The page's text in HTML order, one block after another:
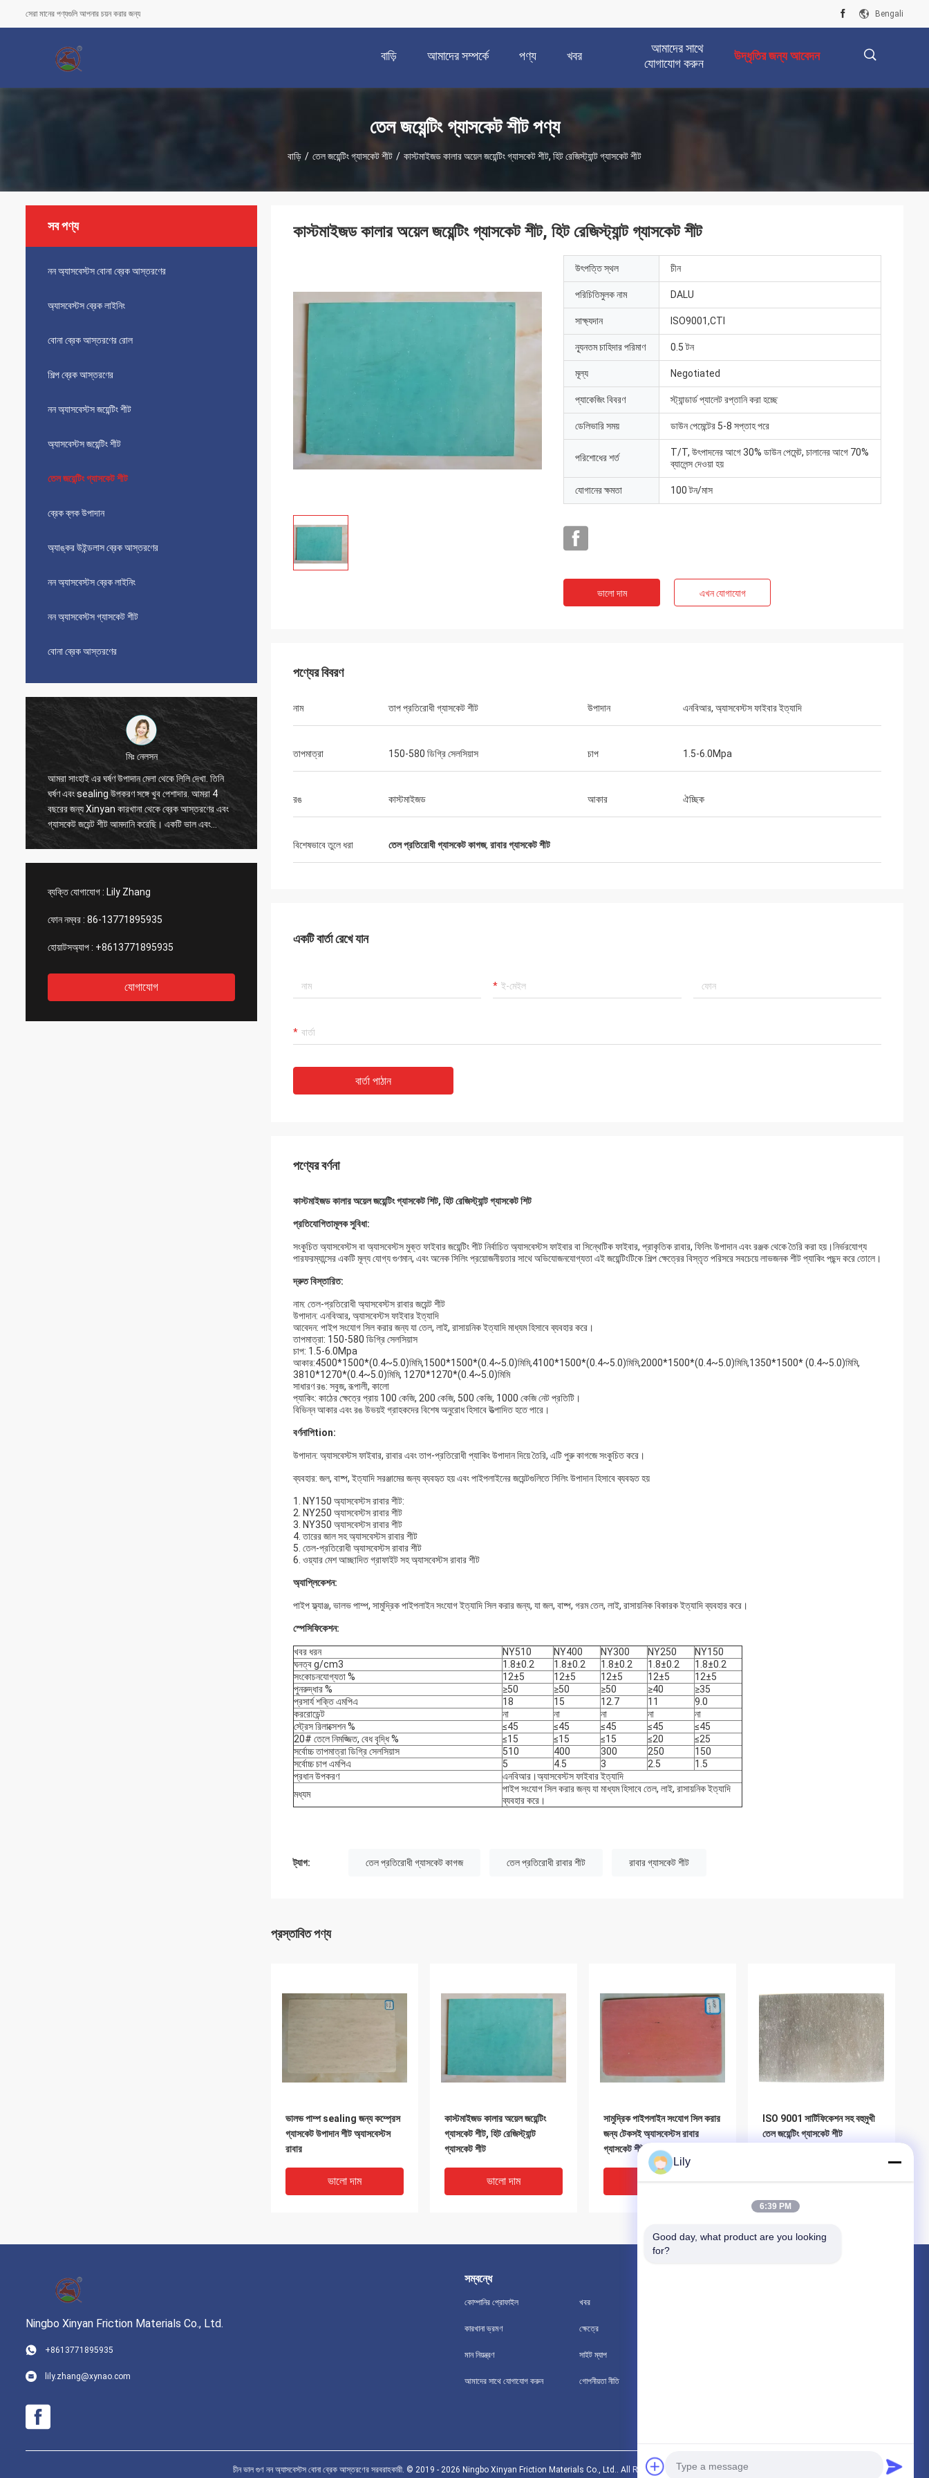
সেরা মানের পণ্যগুলি আপনার চয়ন করার জন্য Bengali
বাড়ি আমাদের সম্পর্কে পণ্য খবর
আমাদের সাথে
যোগাযোগ করুন
উদ্ধৃতির জন্য আবেদন
তেল জয়েন্টিং গ্যাসকেট শীট পণ্য
বাড়ি / তেল জয়েন্টিং গ্যাসকেট শীট / কাস্টমাইজড কালার অয়েল জয়েন্টিং গ্যাসকেট শীট, হিট রেজিস্ট্যান্ট গ্যাসকেট শীট
সব পণ্য
নন অ্যাসবেস্টস বোনা ব্রেক আস্তরণের
অ্যাসবেস্টস ব্রেক লাইনিং
বোনা ব্রেক আস্তরণের রোল
শিল্প ব্রেক আস্তরণের
নন অ্যাসবেস্টস জয়েন্টিং শীট
অ্যাসবেস্টস জয়েন্টিং শীট
তেল জয়েন্টিং গ্যাসকেট শীট
ব্রেক ব্লক উপাদান
অ্যাঙ্কর উইন্ডলাস ব্রেক আস্তরণের
নন অ্যাসবেস্টস ব্রেক লাইনিং
নন অ্যাসবেস্টস গ্যাসকেট শীট
বোনা ব্রেক আস্তরণের
মিঃ নেলসন
আমরা সাংহাই এর ঘর্ষণ উপাদান মেলা থেকে লিলি দেখা. তিনি
ঘর্ষণ এবং sealing উপকরণ সঙ্গে খুব পেশাদার. আমরা 4
বছরের জন্য Xinyan কারখানা থেকে ব্রেক আস্তরণের এবং
গ্যাসকেট জয়েন্ট শীট আমদানি করেছি। একটি ভাল এবং
আনন্দদায়ক সহযোগিতা সব সময়. অত্যন্ত সৎ সরবরাহকারী,
করেছি, এটি খুব ভাল কারখানা। ব্রেক আস্তরণের গুণমান সব
ব্যবস্থাপক।
ব্যক্তি যোগাযোগ : Lily Zhang
ফোন নম্বর : 86-13771895935
হোয়াটসঅ্যাপ : +8613771895935
যোগাযোগ
কাস্টমাইজড কালার অয়েল জয়েন্টিং গ্যাসকেট শীট, হিট রেজিস্ট্যান্ট গ্যাসকেট শীট
উৎপত্তি স্থল চীন
পরিচিতিমুলক নাম DALU
সাক্ষ্যদান ISO9001,CTI
ন্যূনতম চাহিদার পরিমাণ 0.5 টন
মূল্য Negotiated
প্যাকেজিং বিবরণ স্ট্যান্ডার্ড প্যালেট রপ্তানি করা হচ্ছে
ডেলিভারি সময় ডাউন পেমেন্টের 5-8 সপ্তাহ পরে
পরিশোধের শর্ত
T/T, উৎপাদনের আগে 30% ডাউন পেমেন্ট, চালানের আগে 70%
ব্যালেন্স দেওয়া হয়
যোগানের ক্ষমতা 100 টন/মাস
ভালো দাম এখন যোগাযোগ
পণ্যের বিবরণ
নাম তাপ প্রতিরোধী গ্যাসকেট শীট উপাদান এনবিআর, অ্যাসবেস্টস ফাইবার ইত্যাদি
তাপমাত্রা 150-580 ডিগ্রি সেলসিয়াস চাপ 1.5-6.0Mpa
রঙ কাস্টমাইজড আকার ঐচ্ছিক
বিশেষভাবে তুলে ধরা তেল প্রতিরোধী গ্যাসকেট কাগজ, রাবার গ্যাসকেট শীট
একটি বার্তা রেখে যান
বার্তা পাঠান
পণ্যের বর্ণনা
কাস্টমাইজড কালার অয়েল জয়েন্টিং গ্যাসকেট শিট, হিট রেজিস্ট্যান্ট গ্যাসকেট শিট
প্রতিযোগিতামূলক সুবিধা:
সংকুচিত অ্যাসবেস্টস বা অ্যাসবেস্টস মুক্ত ফাইবার জয়েন্টিং শীট নির্বাচিত অ্যাসবেস্টস ফাইবার বা সিন্থেটিক ফাইবার, প্রাকৃতিক রাবার, ফিলিং উপাদান এবং রঞ্জক থেকে তৈরি করা হয়।নির্ভরযোগ্য
পারফরম্যান্সের একটি মূল্য যোগ্য গুণমান, এবং অনেক সিলিং প্রয়োজনীয়তার সাথে অভিযোজনযোগ্যতা এই জয়েন্টিংটিকে শিল্প ক্ষেত্রের বিস্তৃত পরিসরে সবচেয়ে লাভজনক শীট প্যাকিং পছন্দ করে তোলে।
দ্রুত বিস্তারিত:
নাম: তেল-প্রতিরোধী অ্যাসবেস্টস রাবার জয়েন্ট শীট
উপাদান: এনবিআর, অ্যাসবেস্টস ফাইবার ইত্যাদি
আবেদন: পাইপ সংযোগ সিল করার জন্য যা তেল, লাই, রাসায়নিক ইত্যাদি মাধ্যম হিসাবে ব্যবহার করে।
তাপমাত্রা: 150-580 ডিগ্রি সেলসিয়াস
চাপ: 1.5-6.0Mpa
আকার:4500*1500*(0.4~5.0)মিমি,1500*1500*(0.4~5.0)মিমি,4100*1500*(0.4~5.0)মিমি,2000*1500*(0.4~5.0)মিমি,1350*1500* (0.4~5.0)মিমি,
3810*1270*(0.4~5.0)মিমি, 1270*1270*(0.4~5.0)মিমি
সাধারণ রঙ: সবুজ, রূপালী, কালো
প্যাকিং: কাঠের ক্ষেত্রে প্রায় 100 কেজি, 200 কেজি, 500 কেজি, 1000 কেজি নেট প্রতিটি।
বিভিন্ন আকার এবং রঙ উভয়ই গ্রাহকদের বিশেষ অনুরোধ হিসাবে উত্পাদিত হতে পারে।
বর্ণনাপিtion:
উপাদান: অ্যাসবেস্টস ফাইবার, রাবার এবং তাপ-প্রতিরোধী প্যাকিং উপাদান দিয়ে তৈরি, এটি পুরু কাগজে সংকুচিত করে।
ব্যবহার: জল, বাষ্প, ইত্যাদি সরঞ্জামের জন্য ব্যবহৃত হয় এবং পাইপলাইনের জয়েন্টগুলিতে সিলিং উপাদান হিসাবে ব্যবহৃত হয়
1. NY150 অ্যাসবেস্টস রাবার শীট:
2. NY250 অ্যাসবেস্টস রাবার শীট
3. NY350 অ্যাসবেস্টস রাবার শীট
4. তারের জাল সহ অ্যাসবেস্টস রাবার শীট
5. তেল-প্রতিরোধী অ্যাসবেস্টস রাবার শীট
6. ওয়্যার মেশ আচ্ছাদিত গ্রাফাইট সহ অ্যাসবেস্টস রাবার শীট
অ্যাপ্লিকেশন:
পাইপ ফ্ল্যাঞ্জ, ভালভ পাম্প, সামুদ্রিক পাইপলাইন সংযোগ ইত্যাদি সিল করার জন্য, যা জল, বাষ্প, গরম তেল, লাই, রাসায়নিক বিকারক ইত্যাদি ব্যবহার করে।
স্পেসিফিকেশন:
খবর ধরন NY510 NY400 NY300 NY250
NY150
ঘনত্ব g/cm3
1.8±0.2 1.8±0.2 1.8±0.2 1.8±0.2
1.8±0.2
সংকোচনযোগ্যতা %
12±5 12±5 12±5 12±5
12±5
পুনরুদ্ধার %
≥50 ≥50 ≥50 ≥40
≥35
প্রসার্য শক্তি এমপিএ
18 15 12.7 11
9.0
কররোডেন্ট
না না না না
না
স্ট্রেস রিলাক্সেশন %
≤45 ≤45 ≤45 ≤45
≤45
20# তেলে নিমজ্জিত, বেধ বৃদ্ধি %
≤15 ≤15 ≤15 ≤20
≤25
সর্বোচ্চ তাপমাত্রা ডিগ্রি সেলসিয়াস
510 400 300 250
150
সর্বোচ্চ চাপ এমপিএ
5 4.5 3 2.5
1.5
প্রধান উপকরণ
এনবিআর।অ্যাসবেস্টস ফাইবার ইত্যাদি
মধ্যম
পাইপ সংযোগ সিল করার জন্য যা মাধ্যম হিসাবে তেল, লাই, রাসায়নিক ইত্যাদি
ব্যবহার করে।
ট্যাগ: তেল প্রতিরোধী গ্যাসকেট কাগজ তেল প্রতিরোধী রাবার শীট রাবার গ্যাসকেট শীট
প্রস্তাবিত পণ্য
ভালভ পাম্প sealing জন্য কম্প্রেস
গ্যাসকেট উপাদান শীট অ্যাসবেস্টস
রাবার
ভালো দাম
কাস্টমাইজড কালার অয়েল জয়েন্টিং
গ্যাসকেট শীট, হিট রেজিস্ট্যান্ট
গ্যাসকেট শীট
ভালো দাম
সামুদ্রিক পাইপলাইন সংযোগ সিল করার
জন্য টেকসই অ্যাসবেস্টস রাবার
গ্যাসকেট শীট
ভালো দাম
ISO 9001 সার্টিফিকেশন সহ বহুমুখী
তেল জয়েন্টিং গ্যাসকেট শীট
ভালো দাম
উচ্চ প্রসার্য শক্তি তেল প্রতিরোধী শীট
Ningbo Xinyan Friction Materials Co., Ltd.
+8613771895935
lily.zhang@xynao.com
সম্বন্ধে
কোম্পানির প্রোফাইল
কারখানা ভ্রমণ
মান নিয়ন্ত্রণ
আমাদের সাথে যোগাযোগ করুন
খবর
ক্ষেত্রে
সাইট ম্যাপ
গোপনীয়তা নীতি
চীন ভাল গুণ নন অ্যাসবেস্টস বোনা ব্রেক আস্তরণের সরবরাহকারী. © 2019 - 2026 Ningbo Xinyan Friction Materials Co., Ltd.. All Rights Reserved.
Lily
6:39 PM
Good day, what product are you looking
for?